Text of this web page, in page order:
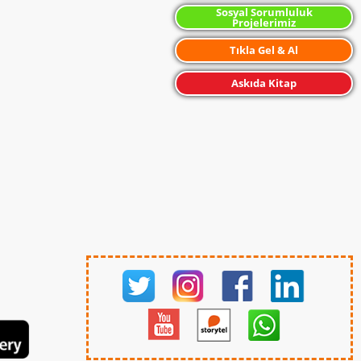
Sosyal Sorumluluk
Projelerimiz
Tıkla Gel & Al
Askıda Kitap